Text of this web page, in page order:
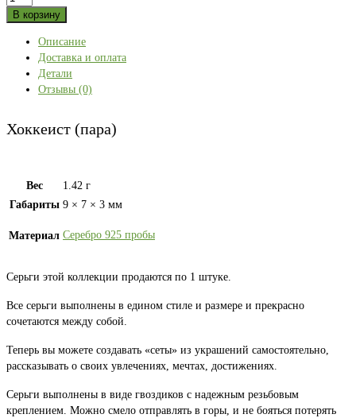
товара
(пара)
В корзину
Описание
Доставка и оплата
Детали
Отзывы (0)
Хоккеист (пара)
Вес
1.42 г
Габариты 9 × 7 × 3 мм
Материал Серебро 925 пробы
Серьги этой коллекции продаются по 1 штуке.
Все серьги выполнены в едином стиле и размере и прекрасно
сочетаются между собой.
Теперь вы можете создавать «сеты» из украшений самостоятельно,
рассказывать о своих увлечениях, мечтах, достижениях.
Серьги выполнены в виде гвоздиков с надежным резьбовым
креплением. Можно смело отправлять в горы, и не бояться потерять